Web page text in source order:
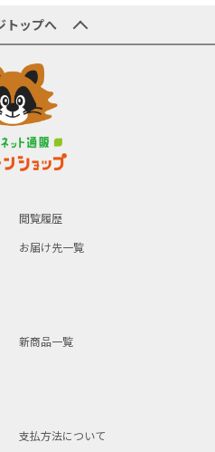
雑貨
トップへ
閲覧履歴
お届け先一覧
新商品一覧
支払方法について